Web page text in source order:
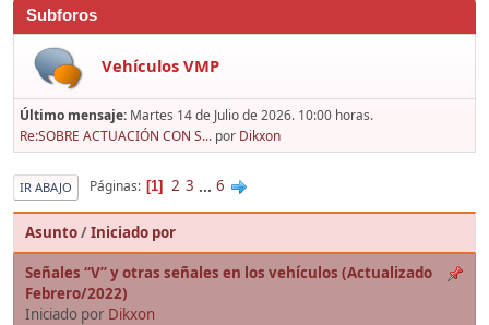
Subforos
Vehículos VMP
Último mensaje: Martes 14 de Julio de 2026. 10:00 horas.
Re:SOBRE ACTUACIÓN CON S... por Dikxon
IR ABAJO Páginas 1 2 3 ... 6
Asunto/Iniciado por
Señales “V” y otras señales en los vehículos (Actualizado
Febrero/2022)
Iniciado por Dikxon